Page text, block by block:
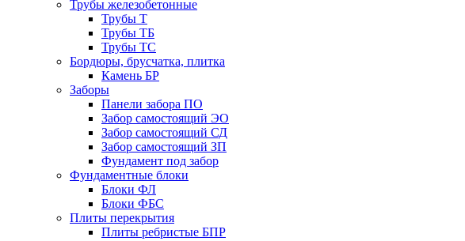
Трубы железобетонные
Трубы Т
Трубы ТБ
Трубы ТС
Бордюры, брусчатка, плитка
Камень БР
Заборы
Панели забора ПО
Забор самостоящий ЭО
Забор самостоящий СД
Забор самостоящий ЗП
Фyндамент под забор
Фундаментные блоки
Блоки ФЛ
Блоки ФБС
Плиты перекрытия
Плиты ребристые БПР